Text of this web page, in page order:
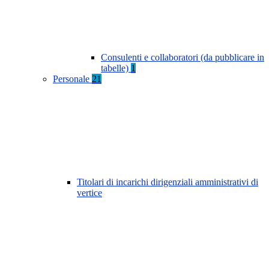
Consulenti e collaboratori (da pubblicare in
tabelle) 1
Personale 21
Titolari di incarichi dirigenziali amministrativi di
vertice